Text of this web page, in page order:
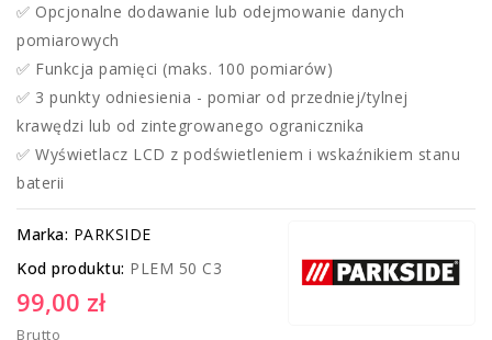
✅ Opcjonalne dodawanie lub odejmowanie danych
pomiarowych
✅ Funkcja pamięci (maks. 100 pomiarów)
✅ 3 punkty odniesienia - pomiar od przedniej/tylnej
krawędzi lub od zintegrowanego ogranicznika
✅ Wyświetlacz LCD z podświetleniem i wskaźnikiem stanu
baterii
Marka: PARKSIDE
Kod produktu: PLEM 50 C3
99,00 zł
Brutto